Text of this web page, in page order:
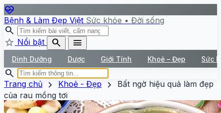
ecg_heart
Bệnh & Làm Đẹp Việt Sức khỏe • Đời sống
search
star Nổi bật search menu
Dinh Dưỡng Dược Giới Tính Khoẻ – Đẹp Sức
search
Trang chủ chevron_right Khoẻ - Đẹp chevron_right
Bất ngờ hiệu quả làm đẹp
của rau mồng tơi